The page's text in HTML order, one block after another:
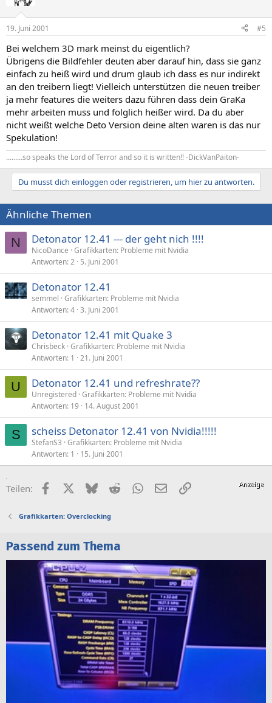
19. Juni 2001 #5
Bei welchem 3D mark meinst du eigentlich?
Übrigens die Bildfehler deuten aber darauf hin, dass sie ganz
einfach zu heiß wird und drum glaub ich dass es nur indirekt
an den treibern liegt! Vielleich unterstützen die neuen treiber
ja mehr features die weiters dazu führen dass dein GraKa
mehr arbeiten muss und folglich heißer wird. Da du aber
nicht weißt welche Deto Version deine alten waren is das nur
Spekulation!
.........so speaks the Lord of Terror and so it is written!! -DickVanPaiton-
Du musst dich einloggen oder registrieren, um hier zu antworten.
Ähnliche Themen
N Detonator 12.41 --- der geht nich !!!!
NicoDance Grafikkarten: Probleme mit Nvidia
Antworten 2 5. Juni 2001
Detonator 12.41
semmel Grafikkarten: Probleme mit Nvidia
Antworten 4 3. Juni 2001
Detonator 12.41 mit Quake 3
Chrisbeck Grafikkarten: Probleme mit Nvidia
Antworten 1 21. Juni 2001
U Detonator 12.41 und refreshrate??
Unregistered Grafikkarten: Probleme mit Nvidia
Antworten 19 14. August 2001
S scheiss Detonator 12.41 von Nvidia!!!!!
StefanS3 Grafikkarten: Probleme mit Nvidia
Antworten 1 15. Juni 2001
Teilen: FacebookX (Twitter)
BlueskyRedditWhatsApp
E-MailLink
Grafikkarten: Overclocking
Passend zum Thema